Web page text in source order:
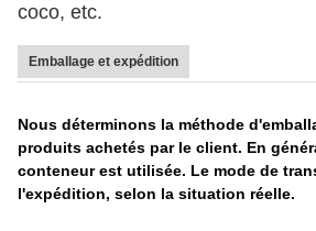
coco, etc.
Emballage et expédition
Nous déterminons la méthode
produits achetés par le client. En
conteneur est utilisée. Le mode de
l'expédition, selon la situation réelle.